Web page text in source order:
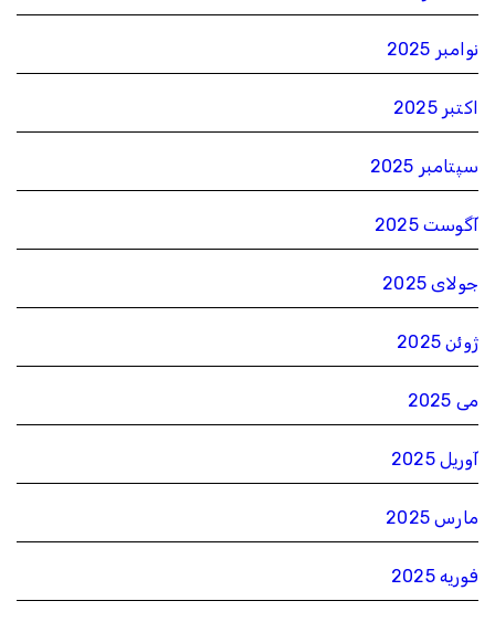
نوامبر 2025
اکتبر 2025
سپتامبر 2025
آگوست 2025
جولای 2025
ژوئن 2025
می 2025
آوریل 2025
مارس 2025
فوریه 2025